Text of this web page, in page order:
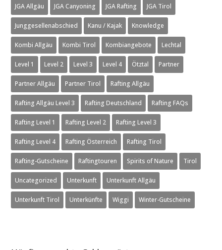
JGA Allgäu JGA Canyoning JGA Rafting JGA Tirol
Junggesellenabschied Kanu / Kajak Knowledge
Kombi Allgäu Kombi Tirol Kombiangebote Lechtal
Level 1 Level 2 Level 3 Level 4 Ötztal Partner
Partner Allgäu Partner Tirol Rafting Allgäu
Rafting Allgäu Level 3 Rafting Deutschland Rafting FAQs
Rafting Level 1 Rafting Level 2 Rafting Level 3
Rafting Level 4 Rafting Österreich Rafting Tirol
Rafting-Gutscheine Raftingtouren Spirits of Nature Tirol
Uncategorized Unterkunft Unterkunft Allgäu
Unterkunft Tirol Unterkünfte Wiggi Winter-Gutscheine